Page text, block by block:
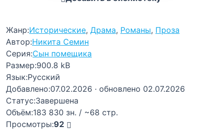
Жанр:Исторические, Драма, Романы, Проза
Автор:Никита Семин
Серия:Сын помещика
Размер:900.8 kB
Язык:Русский
Добавлено:07.02.2026 · обновлено 02.07.2026
Статус:Завершена
Объём:183 830 зн. / ~68 стр.
Просмотры:92